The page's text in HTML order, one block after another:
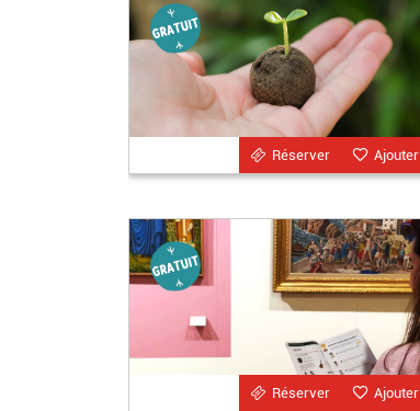
Ajouter
Réserver
Ajouter
Réserver